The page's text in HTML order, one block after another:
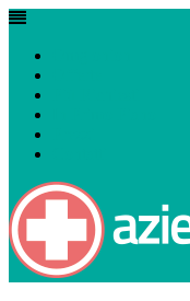
Tag:
Dispositivi di sicurezza e
06 Feb 2023
bywadminw
No comments
Uncategorized
交易,人的,